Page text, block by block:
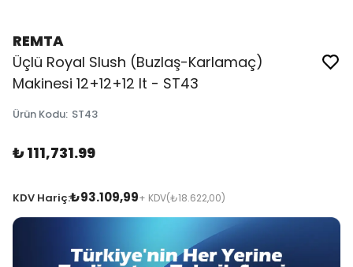
REMTA
Üçlü Royal Slush (Buzlaş-Karlamaç)
Makinesi 12+12+12 lt - ST43
Ürün Kodu: ST43
₺ 111,731.99
KDV Hariç:₺93.109,99+ KDV(₺18.622,00)